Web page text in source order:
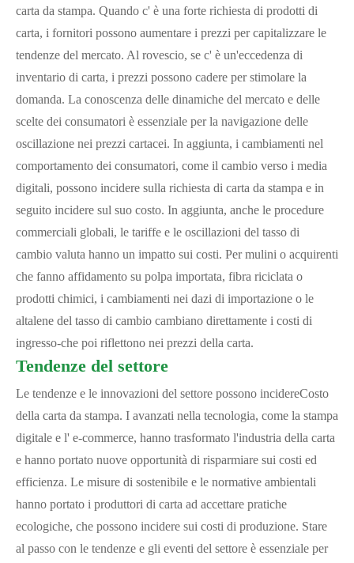
carta da stampa. Quando c' è una forte richiesta di prodotti di
carta, i fornitori possono aumentare i prezzi per capitalizzare le
tendenze del mercato. Al rovescio, se c' è un'eccedenza di
inventario di carta, i prezzi possono cadere per stimolare la
domanda. La conoscenza delle dinamiche del mercato e delle
scelte dei consumatori è essenziale per la navigazione delle
oscillazione nei prezzi cartacei. In aggiunta, i cambiamenti nel
comportamento dei consumatori, come il cambio verso i media
digitali, possono incidere sulla richiesta di carta da stampa e in
seguito incidere sul suo costo. In aggiunta, anche le procedure
commerciali globali, le tariffe e le oscillazioni del tasso di
cambio valuta hanno un impatto sui costi. Per mulini o acquirenti
che fanno affidamento su polpa importata, fibra riciclata o
prodotti chimici, i cambiamenti nei dazi di importazione o le
altalene del tasso di cambio cambiano direttamente i costi di
ingresso-che poi riflettono nei prezzi della carta.
Tendenze del settore
Le tendenze e le innovazioni del settore possono incidereCosto
della carta da stampa. I avanzati nella tecnologia, come la stampa
digitale e l' e-commerce, hanno trasformato l'industria della carta
e hanno portato nuove opportunità di risparmiare sui costi ed
efficienza. Le misure di sostenibile e le normative ambientali
hanno portato i produttori di carta ad accettare pratiche
ecologiche, che possono incidere sui costi di produzione. Stare
al passo con le tendenze e gli eventi del settore è essenziale per